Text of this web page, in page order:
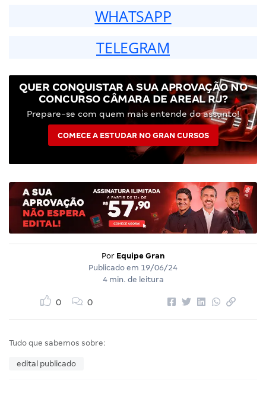
WHATSAPP
TELEGRAM
QUER CONQUISTAR A SUA APROVAÇÃO NO
CONCURSO CÂMARA DE AREAL RJ?
Prepare-se com quem mais entende do assunto!
COMECE A ESTUDAR NO GRAN CURSOS
Por Equipe Gran
Publicado em 19/06/24
4 min. de leitura
0 0
Tudo que sabemos sobre:
edital publicado